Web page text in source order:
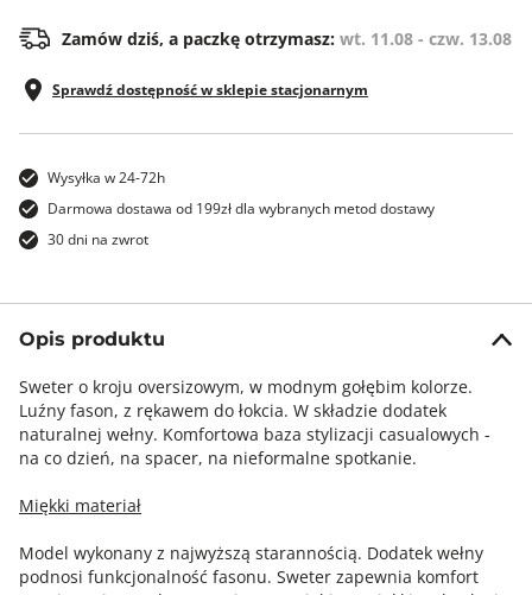
Zamów dziś, a paczkę otrzymasz: wt. 11.08 - czw. 13.08
Sprawdź dostępność w sklepie stacjonarnym
Wysyłka w 24-72h
Darmowa dostawa od 199zł dla wybranych metod dostawy
30 dni na zwrot
Opis produktu
Sweter o kroju oversizowym, w modnym gołębim kolorze.
Luźny fason, z rękawem do łokcia. W składzie dodatek
naturalnej wełny. Komfortowa baza stylizacji casualowych -
na co dzień, na spacer, na nieformalne spotkanie.
Miękki materiał
Model wykonany z najwyższą starannością. Dodatek wełny
podnosi funkcjonalność fasonu. Sweter zapewnia komfort